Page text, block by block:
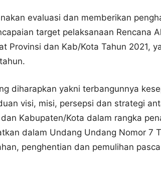
evaluasi dan memberikan
target pelaksanaan Rencana
Provinsi dan Kab/Kota Tahun 2021,
diharapkan yakni terbangunnya
visi, misi, persepsi dan strategi
Kabupaten/Kota dalam rangka
dalam Undang Undang Nomor 7
penghentian dan pemulihan